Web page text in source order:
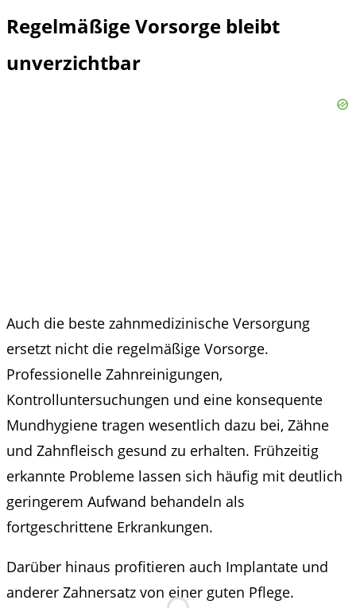
Regelmäßige Vorsorge bleibt
unverzichtbar
Auch die beste zahnmedizinische Versorgung
ersetzt nicht die regelmäßige Vorsorge.
Professionelle Zahnreinigungen,
Kontrolluntersuchungen und eine konsequente
Mundhygiene tragen wesentlich dazu bei, Zähne
und Zahnfleisch gesund zu erhalten. Frühzeitig
erkannte Probleme lassen sich häufig mit deutlich
geringerem Aufwand behandeln als
fortgeschrittene Erkrankungen.
Darüber hinaus profitieren auch Implantate und
anderer Zahnersatz von einer guten Pflege.